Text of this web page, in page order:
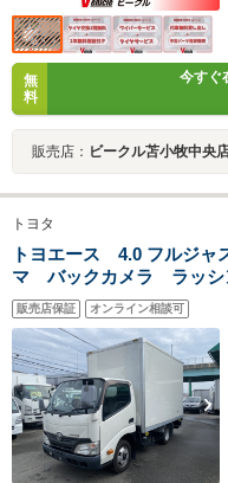
無
料
今すぐ
販売店： ビークル苫小牧中央
トヨタ
トヨエース 4.0 フルジャ
マ バックカメラ ラッシ
販売店保証 オンライン相談可